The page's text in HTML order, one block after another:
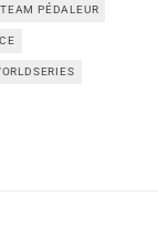
TEAM PÉDALEUR